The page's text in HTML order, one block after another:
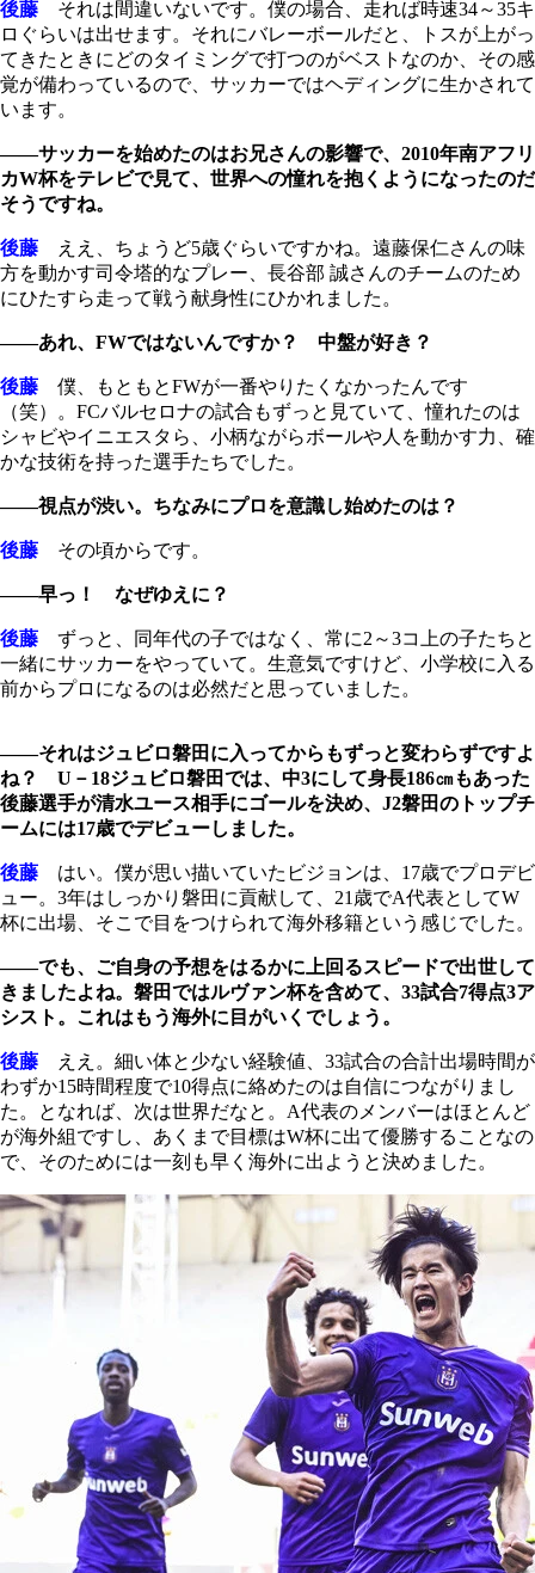
後藤 それは間違いないです。僕の場合、走れば時速34～35キ
ロぐらいは出せます。それにバレーボールだと、トスが上がっ
てきたときにどのタイミングで打つのがベストなのか、その感
覚が備わっているので、サッカーではヘディングに生かされて
います。
――サッカーを始めたのはお兄さんの影響で、2010年南アフリ
カW杯をテレビで見て、世界への憧れを抱くようになったのだ
そうですね。
後藤 ええ、ちょうど5歳ぐらいですかね。遠藤保仁さんの味
方を動かす司令塔的なプレー、長谷部 誠さんのチームのため
にひたすら走って戦う献身性にひかれました。
――あれ、FWではないんですか？ 中盤が好き？
後藤 僕、もともとFWが一番やりたくなかったんです
（笑）。FCバルセロナの試合もずっと見ていて、憧れたのは
シャビやイニエスタら、小柄ながらボールや人を動かす力、確
かな技術を持った選手たちでした。
――視点が渋い。ちなみにプロを意識し始めたのは？
後藤 その頃からです。
――早っ！ なぜゆえに？
後藤 ずっと、同年代の子ではなく、常に2～3コ上の子たちと
一緒にサッカーをやっていて。生意気ですけど、小学校に入る
前からプロになるのは必然だと思っていました。
――それはジュビロ磐田に入ってからもずっと変わらずですよ
ね？ U－18ジュビロ磐田では、中3にして身長186㎝もあった
後藤選手が清水ユース相手にゴールを決め、J2磐田のトップチ
ームには17歳でデビューしました。
後藤 はい。僕が思い描いていたビジョンは、17歳でプロデビ
ュー。3年はしっかり磐田に貢献して、21歳でA代表としてW
杯に出場、そこで目をつけられて海外移籍という感じでした。
――でも、ご自身の予想をはるかに上回るスピードで出世して
きましたよね。磐田ではルヴァン杯を含めて、33試合7得点3ア
シスト。これはもう海外に目がいくでしょう。
後藤 ええ。細い体と少ない経験値、33試合の合計出場時間が
わずか15時間程度で10得点に絡めたのは自信につながりまし
た。となれば、次は世界だなと。A代表のメンバーはほとんど
が海外組ですし、あくまで目標はW杯に出て優勝することなの
で、そのためには一刻も早く海外に出ようと決めました。